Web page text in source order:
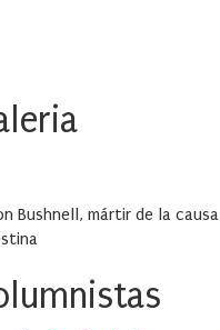
Bushnell, mártir de la causa